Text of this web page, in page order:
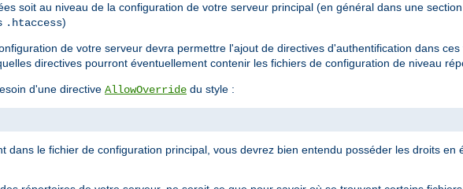
soit au niveau de la configuration de votre serveur principal (en général dans une section
.htaccess)
de votre serveur devra permettre l'ajout de directives d'authentification dans
directives pourront éventuellement contenir les fichiers de configuration de niveau
d'une directive AllowOverride du style :
dans le fichier de configuration principal, vous devrez bien entendu posséder les droits en